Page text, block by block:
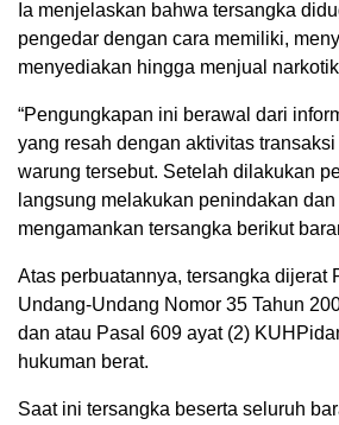
Ia menjelaskan bahwa tersangka
pengedar dengan cara memiliki,
menyediakan hingga menjual
“Pengungkapan ini berawal dari
yang resah dengan aktivitas
warung tersebut. Setelah dilakukan
langsung melakukan penindakan dan
mengamankan tersangka berikut
Atas perbuatannya, tersangka dijerat
Undang-Undang Nomor 35 Tahun
dan atau Pasal 609 ayat (2)
hukuman berat.
Saat ini tersangka beserta seluruh